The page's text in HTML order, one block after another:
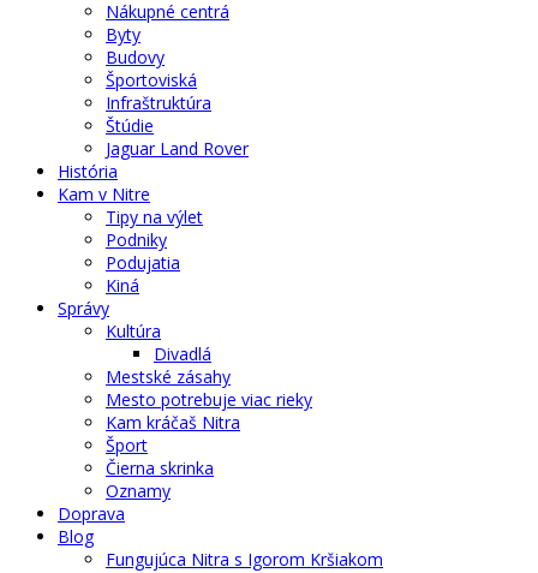
Nákupné centrá
Byty
Budovy
Športoviská
Infraštruktúra
Štúdie
Jaguar Land Rover
História
Kam v Nitre
Tipy na výlet
Podniky
Podujatia
Kiná
Správy
Kultúra
Divadlá
Mestské zásahy
Mesto potrebuje viac rieky
Kam kráčaš Nitra
Šport
Čierna skrinka
Oznamy
Doprava
Blog
Fungujúca Nitra s Igorom Kršiakom